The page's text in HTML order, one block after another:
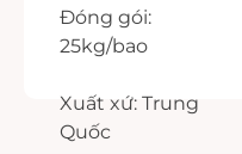
Đóng gói:
25kg/bao
Xuất xứ: Trung
Quốc